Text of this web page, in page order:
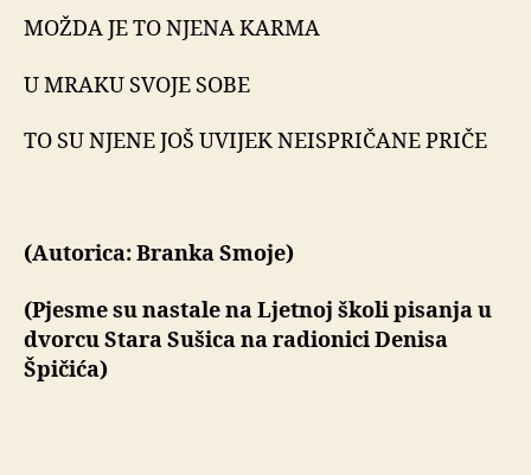
MOŽDA JE TO NJENA KARMA
U MRAKU SVOJE SOBE
TO SU NJENE JOŠ UVIJEK NEISPRIČANE PRIČE
(Autorica: Branka Smoje)
(Pjesme su nastale na Ljetnoj školi pisanja u
dvorcu Stara Sušica na radionici Denisa
Špičića)